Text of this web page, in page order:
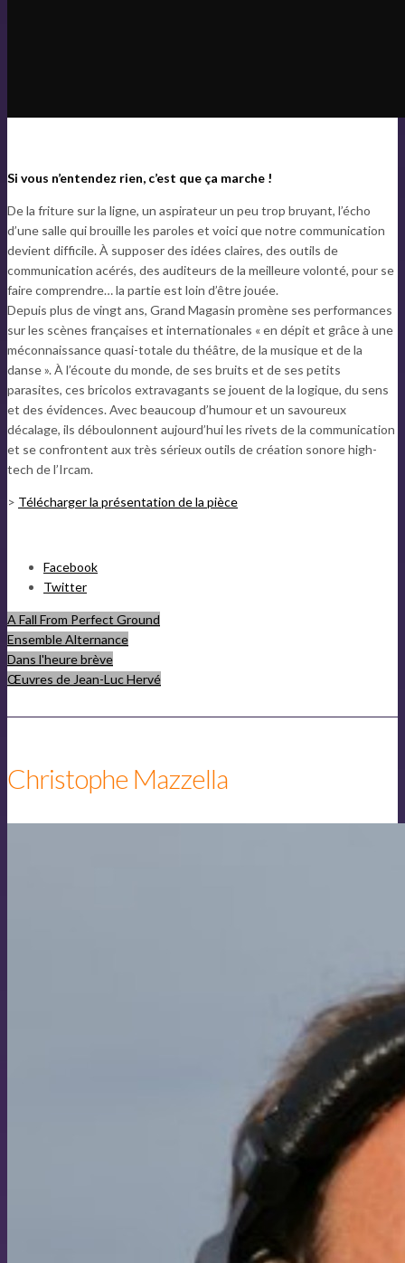
Si vous n’entendez rien, c’est que ça marche !
De la friture sur la ligne, un aspirateur un peu trop bruyant, l’écho
d’une salle qui brouille les paroles et voici que notre communication
devient difficile. À supposer des idées claires, des outils de
communication acérés, des auditeurs de la meilleure volonté, pour se
faire comprendre… la partie est loin d’être jouée.
Depuis plus de vingt ans, Grand Magasin promène ses performances
sur les scènes françaises et internationales « en dépit et grâce à une
méconnaissance quasi-totale du théâtre, de la musique et de la
danse ». À l’écoute du monde, de ses bruits et de ses petits
parasites, ces bricolos extravagants se jouent de la logique, du sens
et des évidences. Avec beaucoup d’humour et un savoureux
décalage, ils déboulonnent aujourd’hui les rivets de la communication
et se confrontent aux très sérieux outils de création sonore high-
tech de l’Ircam.
> Télécharger la présentation de la pièce
Partager
"Les
déplacements
du
problèmeCompagnie
Facebook
Twitter
A Fall From Perfect Ground
Ensemble Alternance
Dans l'heure brève
Œuvres de Jean-Luc Hervé
Christophe Mazzella